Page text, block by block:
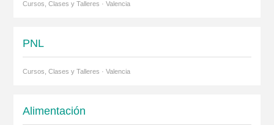
Cursos, Clases y Talleres · Valencia
PNL
Cursos, Clases y Talleres · Valencia
Alimentación